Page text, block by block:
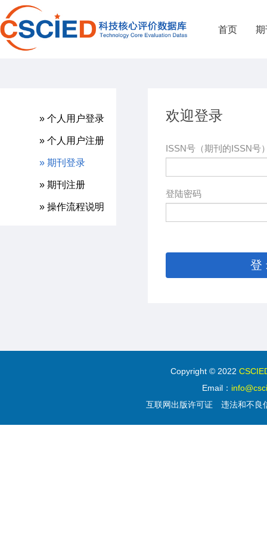
首页 期
» 个人用户登录
» 个人用户注册
» 期刊登录
» 期刊注册
» 操作流程说明
欢迎登录
ISSN号（期刊的ISSN号
登陆密码
Copyright © 2022
Email：
互联网出版许可证
违法和不良